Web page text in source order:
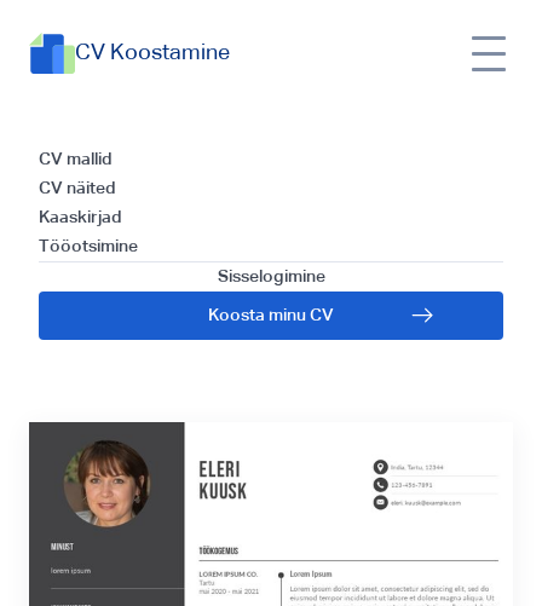
CV Koostamine
CV mallid
CV näited
Kaaskirjad
Tööotsimine
Sisselogimine
Koosta minu CV
Tegevusdirektori
CV mall ja efektiivse
CV kirjutamise
nõuanded